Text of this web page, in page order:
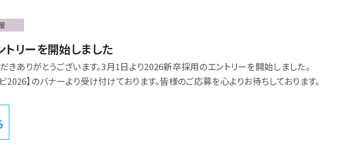
リーを開始しました
ありがとうございます。3月1日より2026新卒採用のエントリーを開始しました。
2026】のバナーより受け付けております。皆様のご応募を心よりお待ちしております。